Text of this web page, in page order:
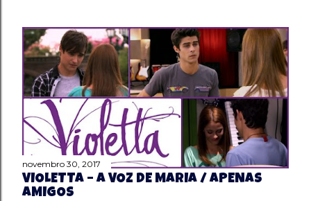
novembro 30, 2017
VIOLETTA – A VOZ DE MARIA / APENAS
AMIGOS